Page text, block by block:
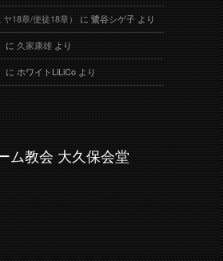
18章/使徒18章）に鷺谷シゲ子より
に久家康雄より
にホワイトLiLiCoより
ム教会 大久保会堂